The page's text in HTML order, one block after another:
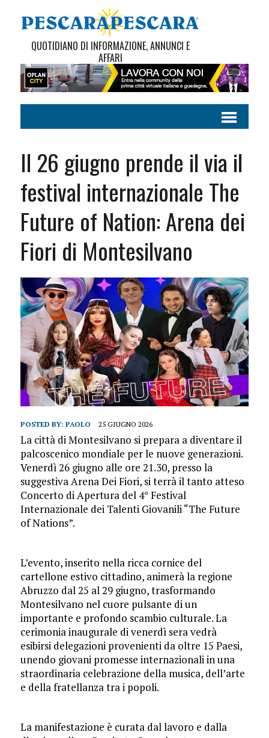
QUOTIDIANO DI INFORMAZIONE, ANNUNCI E
AFFARI
Il 26 giugno prende il via il
festival internazionale The
Future of Nation: Arena dei
Fiori di Montesilvano
POSTED BY: PAOLO 25 GIUGNO 2026
La città di Montesilvano si prepara a diventare il
palcoscenico mondiale per le nuove generazioni.
Venerdì 26 giugno alle ore 21.30, presso la
suggestiva Arena Dei Fiori, si terrà il tanto atteso
Concerto di Apertura del 4° Festival
Internazionale dei Talenti Giovanili “The Future
of Nations”.
L’evento, inserito nella ricca cornice del
cartellone estivo cittadino, animerà la regione
Abruzzo dal 25 al 29 giugno, trasformando
Montesilvano nel cuore pulsante di un
importante e profondo scambio culturale. La
cerimonia inaugurale di venerdì sera vedrà
esibirsi delegazioni provenienti da oltre 15 Paesi,
unendo giovani promesse internazionali in una
straordinaria celebrazione della musica, dell’arte
e della fratellanza tra i popoli.
La manifestazione è curata dal lavoro e dalla